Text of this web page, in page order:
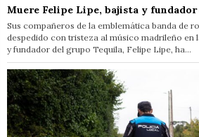
Muere Felipe Lipe, bajista y
Sus compañeros de la emblemática banda de
despedido con tristeza al músico madrileño en
y fundador del grupo Tequila, Felipe Lipe, ha…